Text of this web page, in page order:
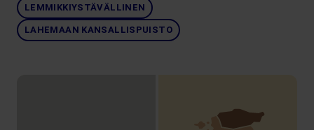
LEMMIKKIYSTÄVÄLLINEN
LAHEMAAN KANSALLISPUISTO